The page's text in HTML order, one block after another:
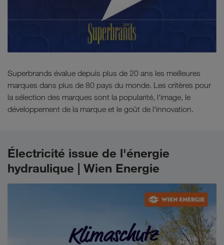
Superbrands évalue depuis plus de 20 ans les meilleures
marques dans plus de 80 pays du monde. Les critères pour
la sélection des marques sont la popularité, l'image, le
développement de la marque et le goût de l'innovation.
Électricité issue de l'énergie
hydraulique | Wien Energie